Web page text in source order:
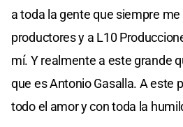
a toda la gente que siempre
productores y a L10
mí. Y realmente a este grande
que es Antonio Gasalla. A este
todo el amor y con toda la